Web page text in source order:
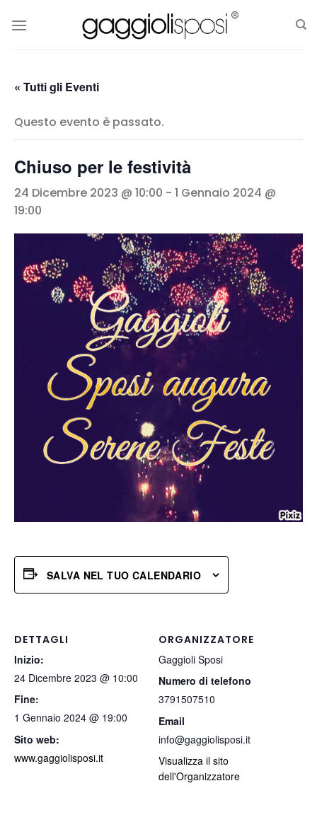
« Tutti gli Eventi
Questo evento è passato.
Chiuso per le festività
24 Dicembre 2023 @ 10:00 - 1 Gennaio 2024 @
19:00
SALVA NEL TUO CALENDARIO
DETTAGLI
Inizio:
24 Dicembre 2023 @ 10:00
Fine:
1 Gennaio 2024 @ 19:00
Sito web:
www.gaggiolisposi.it
ORGANIZZATORE
Gaggioli Sposi
Numero di telefono
3791507510
Email
info@gaggiolisposi.it
Visualizza il sito
dell'Organizzatore